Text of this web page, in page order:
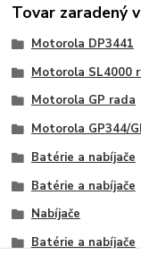
Tovar zaradený
Motorola DP3441
Motorola SL4000
Motorola GP rada
Motorola GP344/
Batérie a nabíjače
Batérie a nabíjače
Nabíjače
Batérie a nabíjače